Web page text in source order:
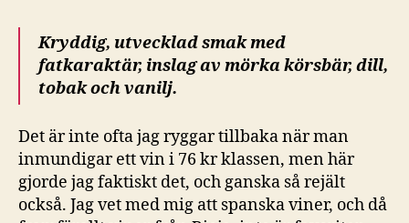
Kryddig, utvecklad smak med
fatkaraktär, inslag av mörka körsbär, dill,
tobak och vanilj.
Det är inte ofta jag ryggar tillbaka när man
inmundigar ett vin i 76 kr klassen, men här
gjorde jag faktiskt det, och ganska så rejält
också. Jag vet med mig att spanska viner, och då